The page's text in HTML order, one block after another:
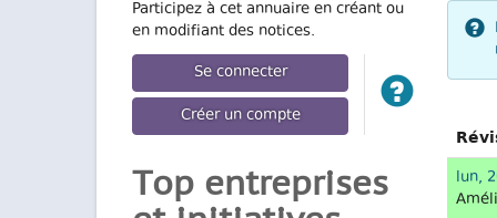
Participez à cet annuaire en créant ou
en modifiant des notices.
Se connecter
Créer un compte
Top entreprises
lun,